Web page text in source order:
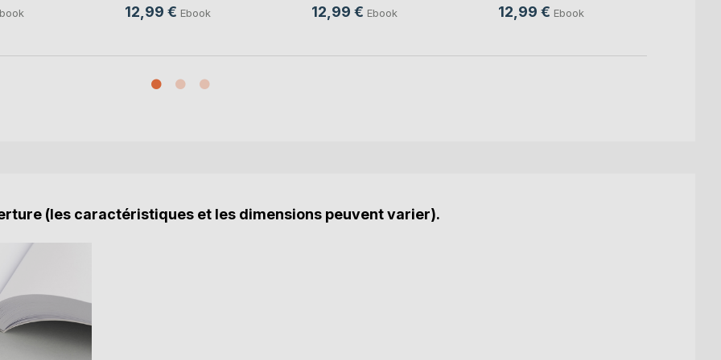
12,99 € Ebook 12,99 € Ebook 12,99 € Ebook
(les caractéristiques et les dimensions peuvent varier).